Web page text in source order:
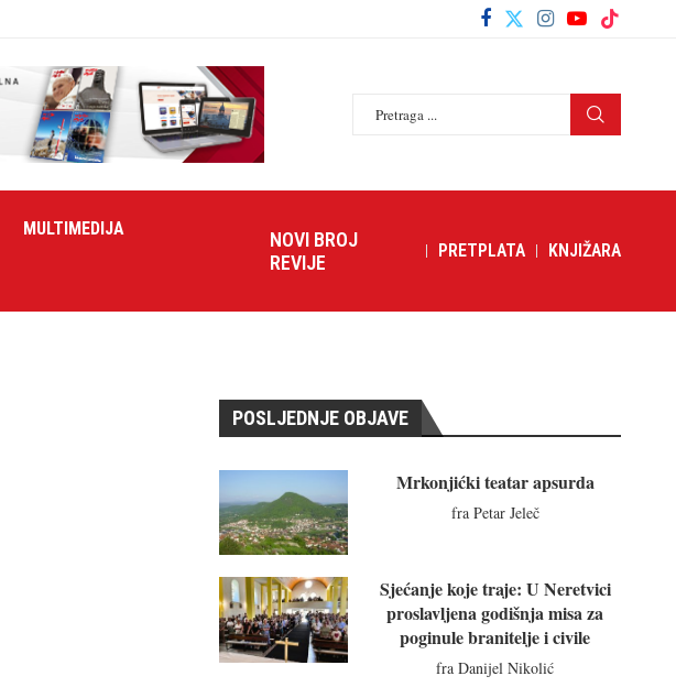
MULTIMEDIJA
NOVI BROJ
REVIJE
PRETPLATA KNJIŽARA
POSLJEDNJE OBJAVE
Mrkonjićki teatar apsurda
fra Petar Jeleč
Sjećanje koje traje: U Neretvici
proslavljena godišnja misa za
poginule branitelje i civile
fra Danijel Nikolić